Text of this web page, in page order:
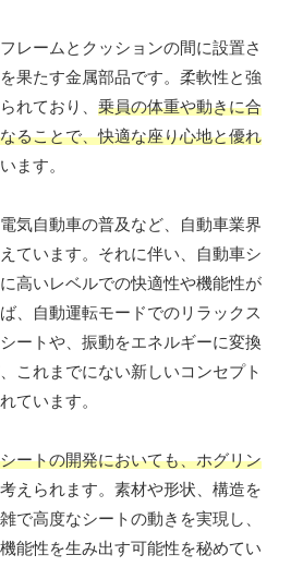
レームとクッションの間に設置さ
果たす金属部品です。柔軟性と強
れており、 乗員の体重や動きに合
ることで、快適な座り心地と優れ
ます。
気自動車の普及など、自動車業界
ています。それに伴い、自動車シ
高いレベルでの快適性や機能性が
、自動運転モードでのリラックス
ートや、振動をエネルギーに変換
これまでにない新しいコンセプト
ています。
ートの開発においても、ホグリン
えられます。素材や形状、構造を
で高度なシートの動きを実現し、
能性を生み出す可能性を秘めてい